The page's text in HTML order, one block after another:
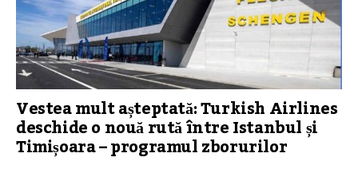
Vestea mult așteptată: Turkish Airlines
deschide o nouă rută între Istanbul și
Timișoara – programul zborurilor